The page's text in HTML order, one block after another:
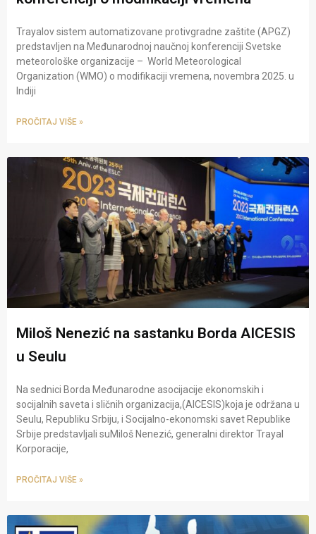
Trayalov sistem automatizovane protivgradne zaštite (APGZ)​
predstavljen na Međunarodnoj naučnoj konferenciji​ Svetske
meteorološke organizacije – World Meteorological
Organization (WMO) o modifikaciji vremena, novembra 2025. u
Indiji
PROČITAJ VIŠE »
Miloš Nenezić na sastanku Borda AICESIS
u Seulu
Na sednici Borda Međunarodne asocijacije ekonomskih i
socijalnih saveta i sličnih organizacija,(AICESIS)koja je održana u
Seulu, Republiku Srbiju, i Socijalno-ekonomski savet Republike
Srbije predstavljali suMiloš Nenezić, generalni direktor Trayal
Korporacije,
PROČITAJ VIŠE »